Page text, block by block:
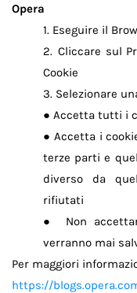
Opera
1. Eseguire il
2. Cliccare sul
Cookie
3. Selezionare
● Accetta tutti i
● Accetta i
terze parti e
diverso da
rifiutati
●
Non
verranno mai
Per maggiori
https://